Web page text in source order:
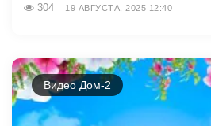
304 19 АВГУСТА, 2025 12:40
Видео Дом-2